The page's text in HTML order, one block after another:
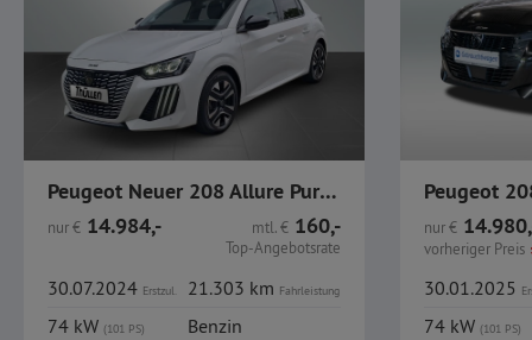
Peugeot Neuer 208 Allure PureTech 100 LED CarPlay Alu
nur€ 14.984,- mtl.€ 160,-
Top-Angebotsrate
30.07.2024 Erstzul. 21.303 km Fahrleistung
74 kW (101 PS) Benzin
nur€
vorheriger Preis
30.01.2025
74 kW (101 PS)